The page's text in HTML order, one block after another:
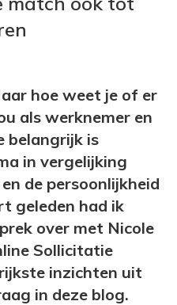
hoe weet je of er
als werknemer en
belangrijk is
in vergelijking
de persoonlijkheid
geleden had ik
over met Nicole
Sollicitatie
inzichten uit
in deze blog.